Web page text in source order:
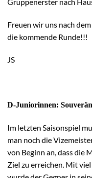
Freuen wir uns nach
die kommende Runde!!!
JS
D-Juniorinnen:
Im letzten Saisonspiel
man noch die
von Beginn an, dass die
Ziel zu erreichen. Mit